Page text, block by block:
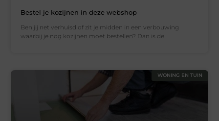
Bestel je kozijnen in deze webshop
Ben jij net verhuisd of zit je midden in een verbouwing
waarbij je nog kozijnen moet bestellen? Dan is de
WONING EN TUIN